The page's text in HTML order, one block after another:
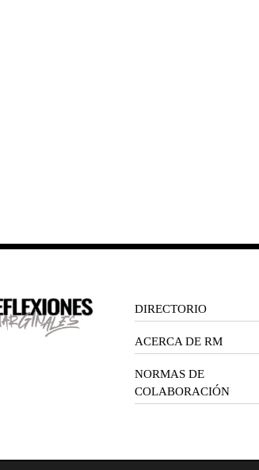
DIRECTORIO
ACERCA DE RM
NORMAS DE
COLABORACIÓN